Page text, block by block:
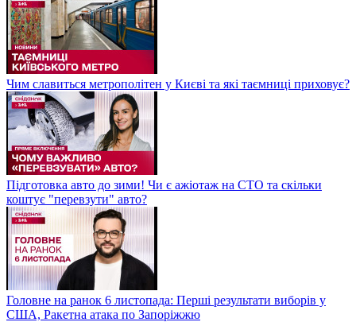
Чим славиться метрополітен у Києві та які таємниці приховує?
Підготовка авто до зими! Чи є ажіотаж на СТО та скільки
коштує "перевзути" авто?
Головне на ранок 6 листопада: Перші результати виборів у
США, Ракетна атака по Запоріжжю